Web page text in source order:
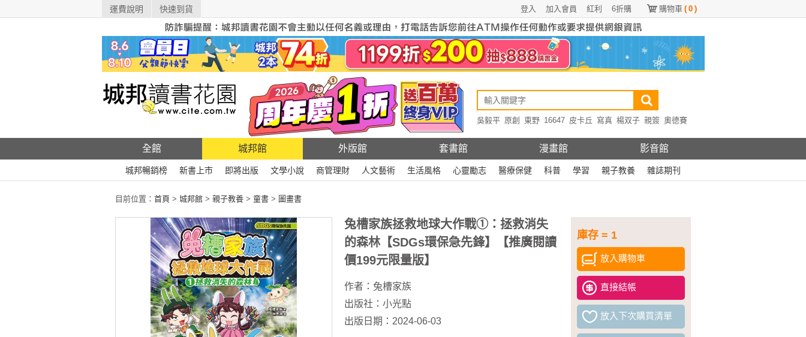
運費說明 快速到貨 購物車 ( 0 )
6折購
紅利
加入會員
登入
吳毅平 原創 東野 16647 皮卡丘 寫真 楊双子 親簽 奧德賽
全館 城邦館 外版館 套書館 漫畫館 影音館
城邦暢銷榜 新書上市 即將出版 文學小說 商管理財 人文藝術 生活風格 心靈勵志 醫療保健 科普 學習 親子教養 雜誌期刊
目前位置： 首頁 > 城邦館 > 親子教養 > 童書 > 圖畫書
庫存 = 1
放入購物車
直接結帳
放入下次購買清單
兔槽家族拯救地球大作戰①：拯救消失
的森林【SDGs環保急先鋒】【推廣閱讀
價199元限量版】
作者： 兔槽家族
出版社： 小光點
出版日期：2024-06-03